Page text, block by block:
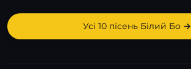
Усі 10 пісень Білий Бо →